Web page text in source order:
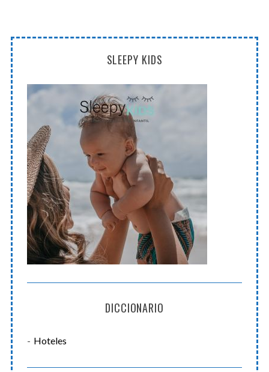
SLEEPY KIDS
DICCIONARIO
Hoteles